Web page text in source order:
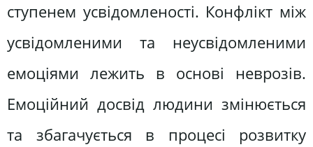
ступенем усвідомленості. Конфлікт між
усвідомленими та неусвідомленими
емоціями лежить в основі неврозів.
Емоційний досвід людини змінюється
та збагачується в процесі розвитку